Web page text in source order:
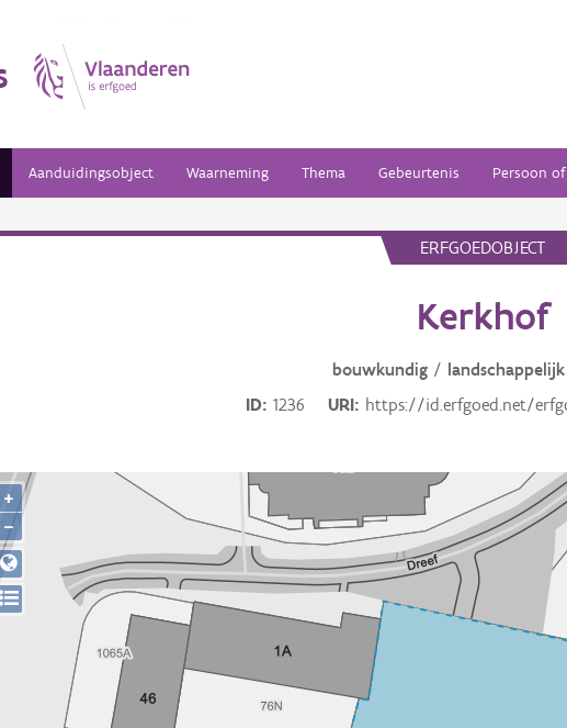
Aanduidingsobject Waarneming Thema Gebeurtenis Persoon
ERFGOEDOBJECT
Kerkhof
bouwkundig/ landschappelijk
ID
1236 URI https://id.erfgoed.net/
+
−